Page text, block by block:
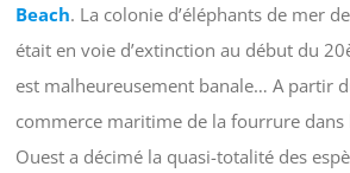
Beach. La colonie d’éléphants de mer
était en voie d’extinction au début du
est malheureusement banale… A partir
commerce maritime de la fourrure dans
Ouest a décimé la quasi-totalité des